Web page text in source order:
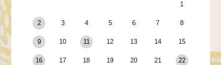
1
2 3 4 5 6 7 8
9 10 11 12 13 14 15
16 17 18 19 20 21 22